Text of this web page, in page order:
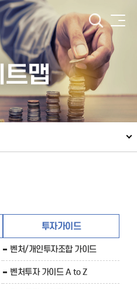
트맵
투자가이드
벤처/개인투자조합 가이드
벤처투자 가이드 A to Z